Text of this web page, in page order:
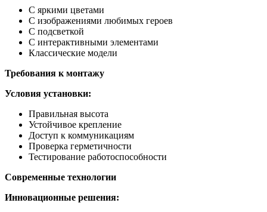
С яркими цветами
С изображениями любимых героев
С подсветкой
С интерактивными элементами
Классические модели
Требования к монтажу
Условия установки:
Правильная высота
Устойчивое крепление
Доступ к коммуникациям
Проверка герметичности
Тестирование работоспособности
Современные технологии
Инновационные решения: